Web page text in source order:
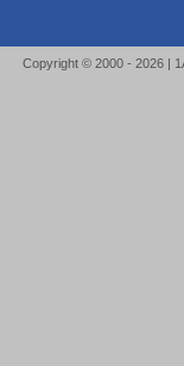
Copyright © 2000 - 2026 |